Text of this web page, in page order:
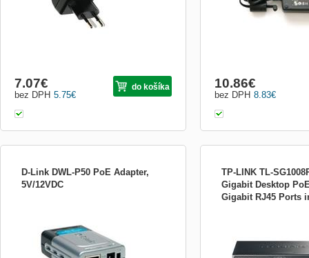
5.75€
bez DPH
7.07€ do košíka
8.83€
bez DPH
10.86€
D-Link DWL-P50 PoE Adapter,
5V/12VDC
snižuje náklady a zvyšuje pohodlí ochrana
síťových zařízení před výkyvy napětí 5V i
12V výstup (nastavuje se přepínačem)
malé rozměry a hmotnost plug-and-play
TP-LINK TL-
Gigabit Desktop
Gigabit RJ45 Ports
network connection. It
1000Mbps Gigabit